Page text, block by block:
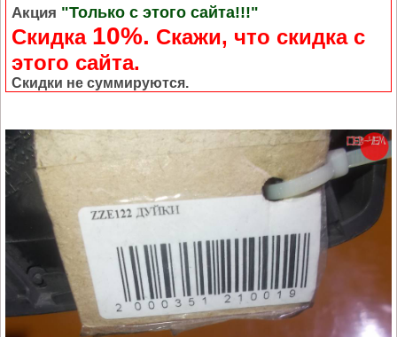
Акция "Только с этого сайта!!!"
Скидка 10%. Cкажи, что скидка с
этого сайта.
Скидки не суммируются.